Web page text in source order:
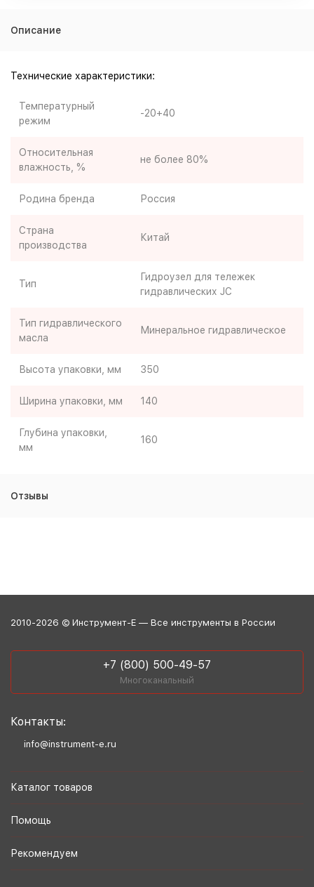
Описание
Технические характеристики:
Температурный
режим
-20+40
Относительная
влажность, %
не более 80%
Родина бренда Россия
Страна
производства
Китай
Тип
Гидроузел для тележек
гидравлических JC
Тип гидравлического
масла
Минеральное гидравлическое
Высота упаковки, мм 350
Ширина упаковки, мм 140
Глубина упаковки,
мм
160
Отзывы
2010-2026 © Инструмент-Е — Все инструменты в России
+7 (800) 500-49-57
Многоканальный
Контакты:
info@instrument-e.ru
Каталог товаров
Помощь
Рекомендуем